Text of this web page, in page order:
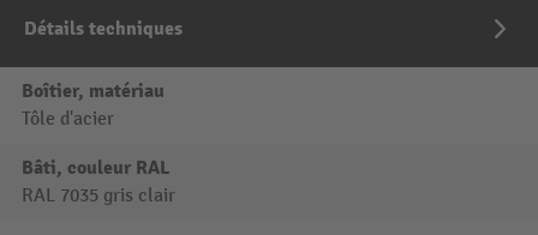
Détails techniques
Boîtier, matériau
Tôle d'acier
Bâti, couleur RAL
RAL 7035 gris clair